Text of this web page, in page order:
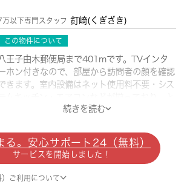
万以下専門スタッフ 釘崎(くぎざき)
この物件について
王子由木郵便局まで401mです。TVインタ
ホン付きなので、部屋から訪問者の顔を確認
きます。室内設備はネット使用料不要・シス
ても充実しています。こちらの物件は閑静な住
快適で楽しい生活ができます。お家の中でパ
コンを快適に使える光回線を導入していま
す。どういった生活を送りたいか。それも住ま
選びでは必要な要素です。新しい住まいでの
続きを読む
る。安心サポート24（無料）
サービスを開始しました！
ご利用について